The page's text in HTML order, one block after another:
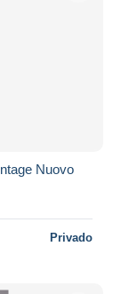
Nuovo
Privado